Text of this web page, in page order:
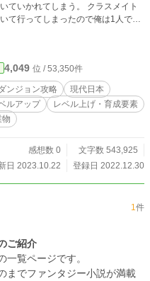
てしまう。 クラスメイト
て行ってしまったので俺は1人で出
だった。
4,049 位 / 53,350件
ンジョン攻略
現代日本
ルアップ
レベル上げ・育成要素
物
感想数 0
文字数 543,925
日 2023.10.22
登録日 2022.12.30
1件
ご紹介
覧ページです。
までファンタジー小説が満載